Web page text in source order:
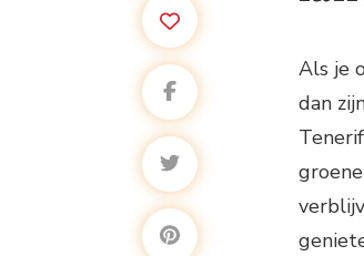
Als je
dan